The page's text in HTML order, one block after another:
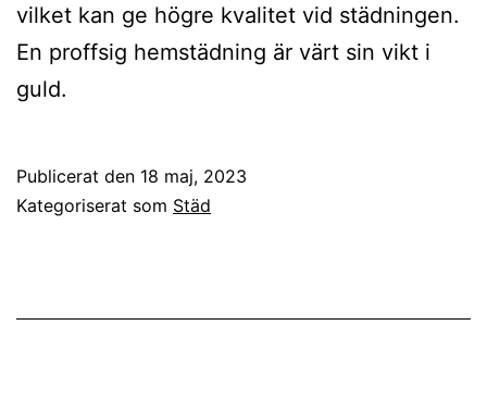
vilket kan ge högre kvalitet vid städningen.
En proffsig hemstädning är värt sin vikt i
guld.
Publicerat den 18 maj, 2023
Kategoriserat som Städ